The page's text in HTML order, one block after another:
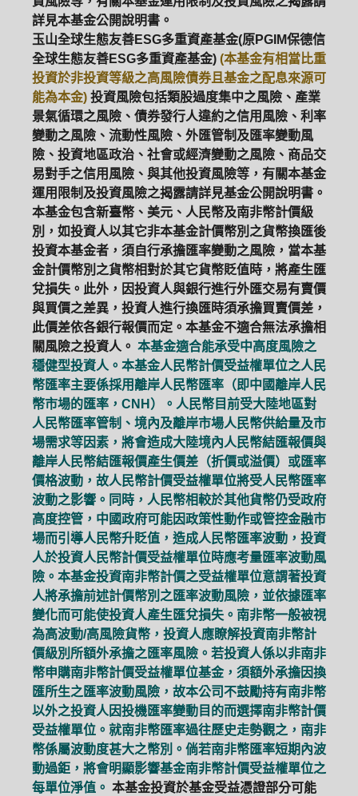
詳見本基金公開說明書。
玉山全球生態友善ESG多重資產基金(原PGIM保德信
全球生態友善ESG多重資產基金) (本基金有相當比重
投資於非投資等級之高風險債券且基金之配息來源可
能為本金) 投資風險包括類股過度集中之風險、產業
景氣循環之風險、債券發行人違約之信用風險、利率
變動之風險、流動性風險、外匯管制及匯率變動風
險、投資地區政治、社會或經濟變動之風險、商品交
易對手之信用風險、與其他投資風險等，有關本基金
運用限制及投資風險之揭露請詳見基金公開說明書。
本基金包含新臺幣、美元、人民幣及南非幣計價級
別，如投資人以其它非本基金計價幣別之貨幣換匯後
投資本基金者，須自行承擔匯率變動之風險，當本基
金計價幣別之貨幣相對於其它貨幣貶值時，將產生匯
兌損失。此外，因投資人與銀行進行外匯交易有賣價
與買價之差異，投資人進行換匯時須承擔買賣價差，
此價差依各銀行報價而定。本基金不適合無法承擔相
關風險之投資人。 本基金適合能承受中高度風險之
穩健型投資人。本基金人民幣計價受益權單位之人民
幣匯率主要係採用離岸人民幣匯率（即中國離岸人民
幣市場的匯率，CNH）。人民幣目前受大陸地區對
人民幣匯率管制、境內及離岸市場人民幣供給量及市
場需求等因素，將會造成大陸境內人民幣結匯報價與
離岸人民幣結匯報價產生價差（折價或溢價）或匯率
價格波動，故人民幣計價受益權單位將受人民幣匯率
波動之影響。同時，人民幣相較於其他貨幣仍受政府
高度控管，中國政府可能因政策性動作或管控金融市
場而引導人民幣升貶值，造成人民幣匯率波動，投資
人於投資人民幣計價受益權單位時應考量匯率波動風
險。本基金投資南非幣計價之受益權單位意謂著投資
人將承擔前述計價幣別之匯率波動風險，並依據匯率
變化而可能使投資人產生匯兌損失。南非幣一般被視
為高波動/高風險貨幣，投資人應瞭解投資南非幣計
價級別所額外承擔之匯率風險。若投資人係以非南非
幣申購南非幣計價受益權單位基金，須額外承擔因換
匯所生之匯率波動風險，故本公司不鼓勵持有南非幣
以外之投資人因投機匯率變動目的而選擇南非幣計價
受益權單位。就南非幣匯率過往歷史走勢觀之，南非
幣係屬波動度甚大之幣別。倘若南非幣匯率短期內波
動過鉅，將會明顯影響基金南非幣計價受益權單位之
每單位淨值。 本基金投資於基金受益憑證部分可能